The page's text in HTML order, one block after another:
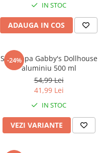
IN STOC
ADAUGA IN COS
-24%
Sticla apa Gabby's Dollhouse
aluminiu 500 ml
54,99 Lei
41,99 Lei
IN STOC
VEZI VARIANTE